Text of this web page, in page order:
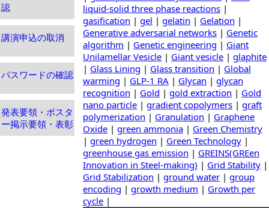
認
講演申込の取消
パスワードの確認
発表要領・ポスタ
ー掲示要領・表彰
liquid-solid three phase reactions |
gasification | gel | gelatin | Gelation |
Generative adversarial networks | Genetic
algorithm | Genetic engineering | Giant
Unilamellar Vesicle | Giant vesicle | glaphite
| Glass Lining | Glass transition | Global
warming | GLP-1 RA | Glycan | glycan
recognition | Gold | gold extraction | Gold
nano particle | gradient copolymers | graft
polymerization | Granulation | Graphene
Oxide | green ammonia | Green Chemistry
| green hydrogen | Green Technology |
greenhouse gas emission | GREINS(GREen
Innovation in Steel-making) | Grid Stability |
Grid Stabilization | ground water | group
encoding | growth medium | Growth per
cycle |